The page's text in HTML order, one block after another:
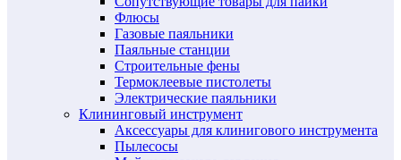
Флюсы
Газовые паяльники
Паяльные станции
Строительные фены
Термоклеевые пистолеты
Электрические паяльники
Клининговый инструмент
Аксессуары для клинигового инструмента
Пылесосы